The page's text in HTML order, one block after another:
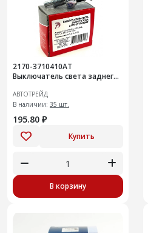
2170-3710410АТ
Выключатель света заднего
1332.3768
АВТОТРЕЙД
В наличии: 35 шт.
195.80 ₽
Купить
В корзину